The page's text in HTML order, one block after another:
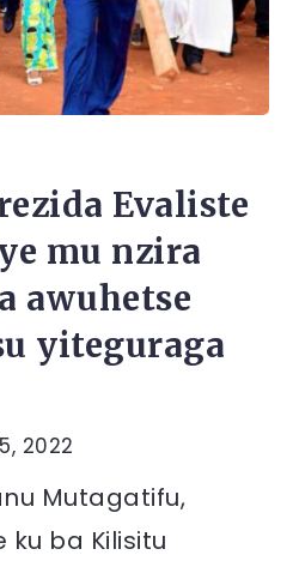
Evaliste
mu nzira
awuhetse
yiteguraga
2022
Mutagatifu,
ku ba Kilisitu